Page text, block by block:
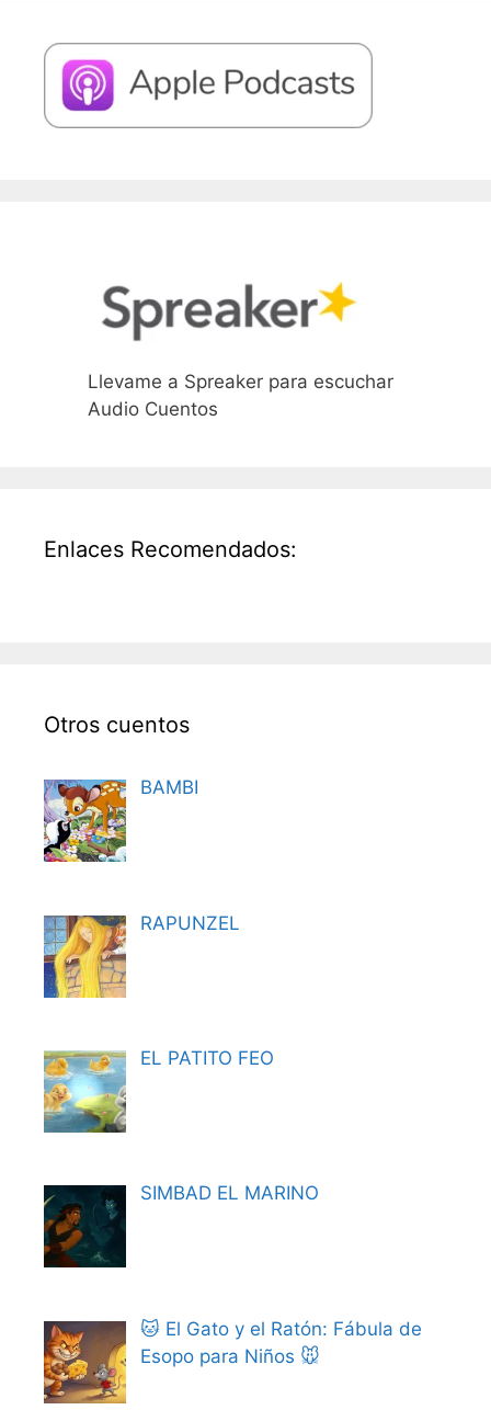
Llevame a Spreaker para escuchar
Audio Cuentos
Enlaces Recomendados:
Otros cuentos
BAMBI
RAPUNZEL
EL PATITO FEO
SIMBAD EL MARINO
🐱 El Gato y el Ratón: Fábula de
Esopo para Niños 🐭